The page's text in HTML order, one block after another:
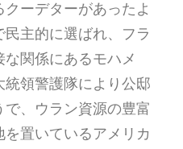
ーデターがあったよ
民主的に選ばれ、フラ
関係にあるモハメ
統領警護隊により公邸
、ウラン資源の豊富
置いているアメリカ